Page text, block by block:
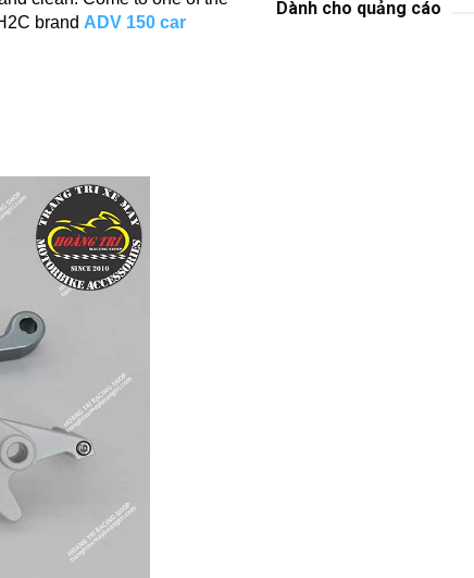
brand ADV 150 car
Dành cho quảng cáo